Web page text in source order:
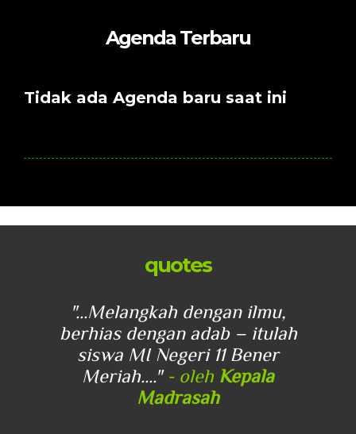
Agenda Terbaru
Tidak ada Agenda baru saat ini
quotes
"...Melangkah dengan ilmu,
berhias dengan adab – itulah
siswa MI Negeri 11 Bener
Meriah...." - oleh Kepala
Madrasah